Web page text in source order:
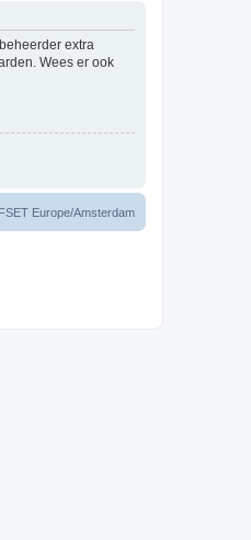
extra
Wees er ook
Europe/Amsterdam